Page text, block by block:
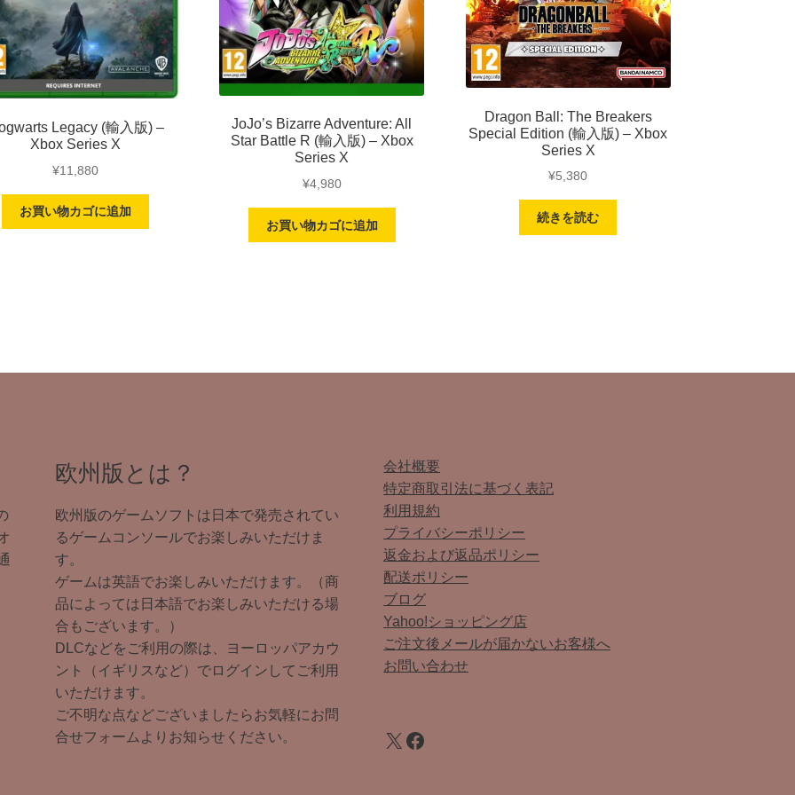
Legacy (輸入版) –
Xbox Series X
¥11,880
お買い物カゴに追加
JoJo’s Bizarre Adventure: All
Star Battle R (輸入版) – Xbox
Series X
¥4,980
お買い物カゴに追加
Dragon Ball: The Breakers
Special Edition (輸入版) – Xbox
Series X
¥5,380
続きを読む
欧州版とは？
欧州版のゲームソフトは日本で発売されてい
るゲームコンソールでお楽しみいただけま
す。
ゲームは英語でお楽しみいただけます。（商
品によっては日本語でお楽しみいただける場
合もございます。）
DLCなどをご利用の際は、ヨーロッパアカウ
ント（イギリスなど）でログインしてご利用
いただけます。
ご不明な点などございましたらお気軽にお問
合せフォームよりお知らせください。
会社概要
特定商取引法に基づく表記
利用規約
プライバシーポリシー
返金および返品ポリシー
配送ポリシー
ブログ
Yahoo!ショッピング店
ご注文後メールが届かないお客様へ
お問い合わせ
X Facebook